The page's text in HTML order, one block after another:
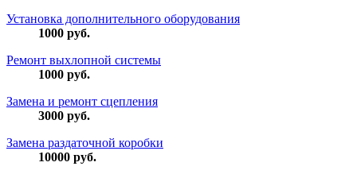
Установка дополнительного оборудования
1000 руб.
Ремонт выхлопной системы
1000 руб.
Замена и ремонт сцепления
3000 руб.
Замена раздаточной коробки
10000 руб.